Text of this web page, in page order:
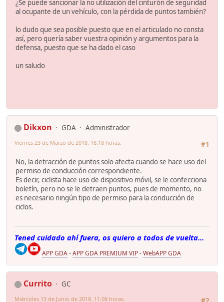
¿Se puede sancionar la no utilización del cinturón de seguridad
al ocupante de un vehículo, con la pérdida de puntos también?
lo dudo que sea posible puesto que en el articulado no consta
así, pero quería saber vuestra opinión y argumentos para la
defensa, puesto que se ha dado el caso
un saludo
Dikxon GDA
Administrador
#1
Viernes 23 de Marzo de 2018. 18:18 horas.
No, la detracción de puntos solo afecta cuando se hace uso del
permiso de conducción correspondiente.
Es decir, ciclista hace uso de dispositivo móvil, se le confecciona
boletín, pero no se le detraen puntos, pues de momento, no
es necesario ningún tipo de permiso para la conducción de
ciclos.
Tened cuidado ahí fuera, os quiero a todos de vuelta...
APP GDA-APP GDA PREMIUM VIP-WebAPP GDA
Currito
GC
Miércoles 13 de Junio de 2018. 11:08 horas.